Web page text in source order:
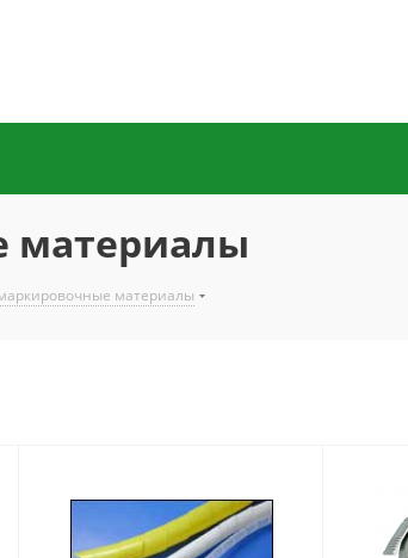
материалы
материалы